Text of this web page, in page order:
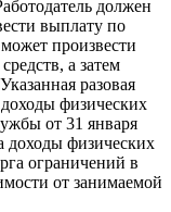
должен
выплату по
произвести
а затем
разовая
физических
от 31 января
доходы физических
ограничений в
от занимаемой